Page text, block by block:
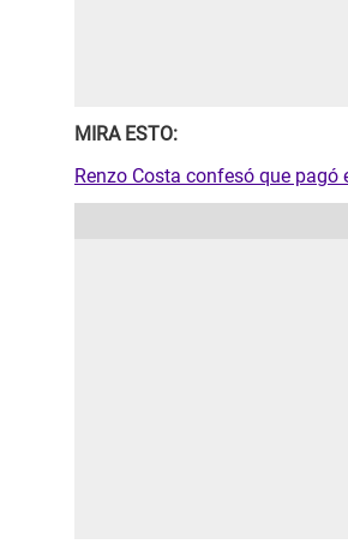
MIRA ESTO:
Renzo Costa confesó que pagó